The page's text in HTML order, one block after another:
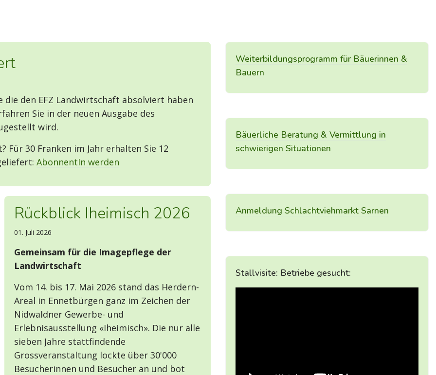
den EFZ Landwirtschaft absolviert haben
Sie in der neuen Ausgabe des
wird.
30 Franken im Jahr erhalten Sie 12
AbonnentIn werden
Rückblick Iheimisch 2026
01. Juli 2026
Gemeinsam für die Imagepflege der
Landwirtschaft
Vom 14. bis 17. Mai 2026 stand das Herdern-
Areal in Ennetbürgen ganz im Zeichen der
Nidwaldner Gewerbe- und
Erlebnisausstellung «Iheimisch». Die nur alle
sieben Jahre stattfindende
Grossveranstaltung lockte über 30'000
Besucherinnen und Besucher an und bot
Weiterbildungsprogramm für Bäuerinnen &
Bauern
Bäuerliche Beratung & Vermittlung in
schwierigen Situationen
Anmeldung Schlachtviehmarkt Sarnen
Stallvisite: Betriebe gesucht: